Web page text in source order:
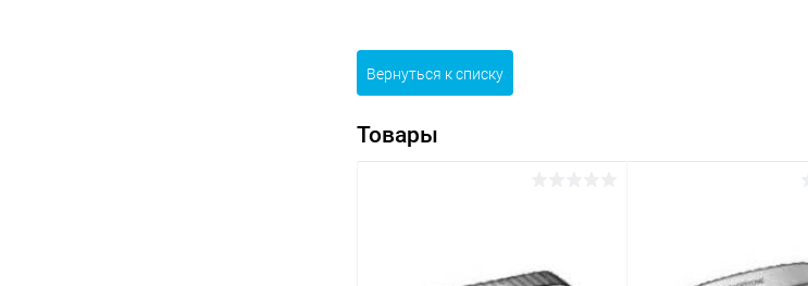
Вернуться к списку
Товары